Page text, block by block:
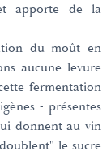
apporte de la
du moût en
aucune levure
fermentation
- présentes
donnent au vin
le sucre